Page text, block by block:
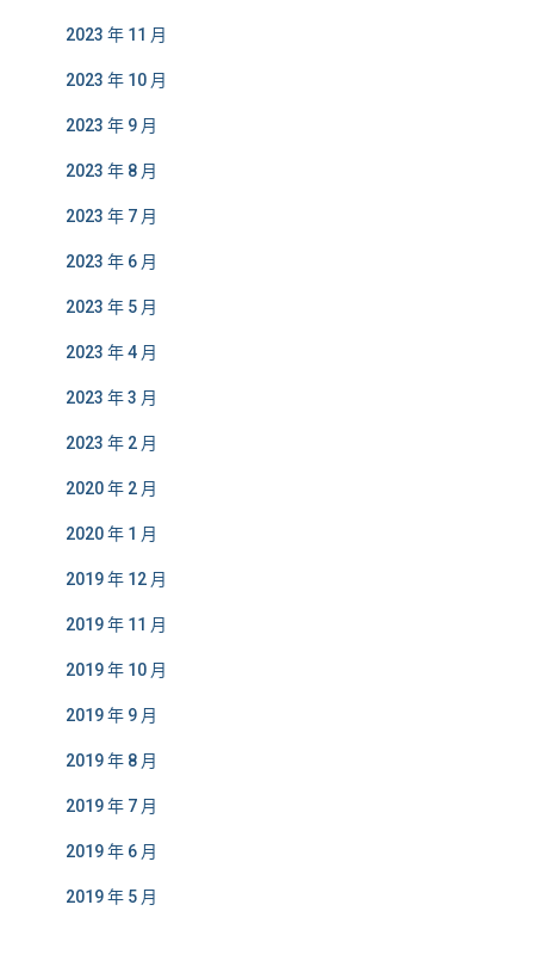
2023 年 11 月
2023 年 10 月
2023 年 9 月
2023 年 8 月
2023 年 7 月
2023 年 6 月
2023 年 5 月
2023 年 4 月
2023 年 3 月
2023 年 2 月
2020 年 2 月
2020 年 1 月
2019 年 12 月
2019 年 11 月
2019 年 10 月
2019 年 9 月
2019 年 8 月
2019 年 7 月
2019 年 6 月
2019 年 5 月